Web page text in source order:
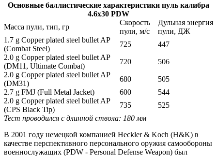
Основные баллистические характеристики пуль калибра
4.6x30 PDW
Масса пули, тип, гр
Скорость
пули, м/с
Дульная энергия
пули, ДЖ
1.7 g Copper plated steel bullet AP
(Combat Steel)
725
447
2.0 g Copper plated steel bullet AP
(DM11, Ultimate Combat)
720
506
2.0 g Copper plated steel bullet AP
(DM31)
680
505
2.7 g FMJ (Full Metal Jacket)
600
544
2.0 g Copper plated steel bullet AP
(CPS Black Tip)
735
525
Тест проводился с длинной ствола: 180 мм
В 2001 году немецкой компанией Heckler & Koch (H&K) в
качестве перспективного персонального оружия самообороны
военнослужащих (PDW - Personal Defense Weapon) был